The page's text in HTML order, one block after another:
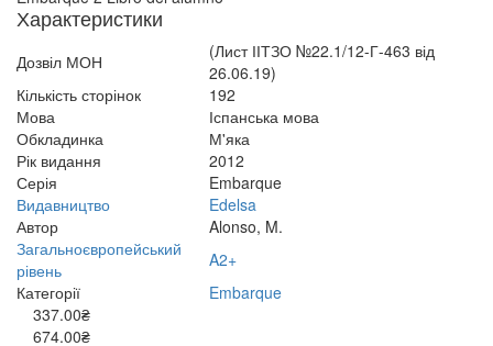
Характеристики
Дозвіл МОН
(Лист ІІТЗО №22.1/12-Г-463 від
26.06.19)
Кількість сторінок
192
Мова
Іспанська мова
Обкладинка
М'яка
Рік видання
2012
Серія
Embarque
Видавництво
Edelsa
Автор
Alonso, M.
Загальноєвропейський
рівень
A2+
Категорії
Embarque
337.00₴
674.00₴